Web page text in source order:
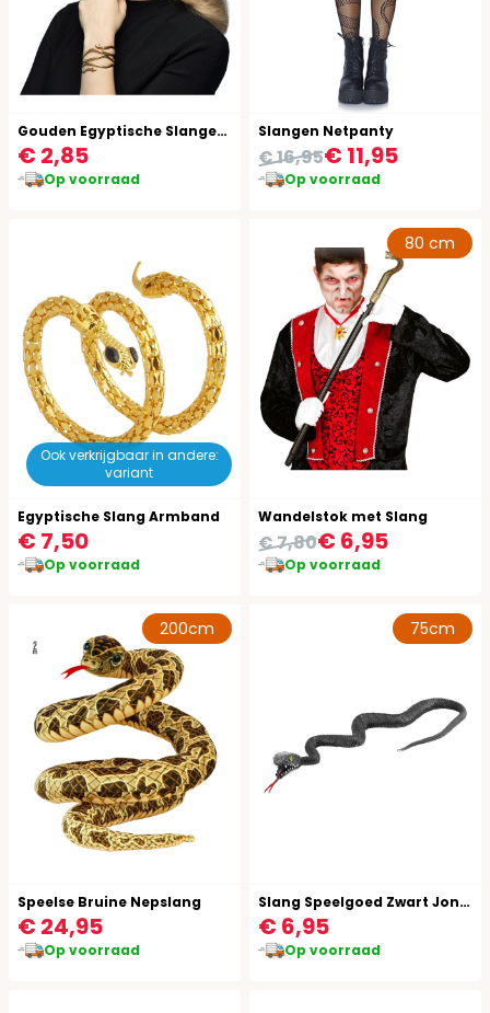
Gouden Egyptische Slangen Armband
€ 2,85
Op voorraad
Slangen Netpanty
€ 11,95
€ 16,95
Op voorraad
Ook verkrijgbaar in andere:
variant
Egyptische Slang Armband
€ 7,50
Op voorraad
80 cm
Wandelstok met Slang
€ 6,95
€ 7,80
Op voorraad
200cm
Speelse Bruine Nepslang
€ 24,95
Op voorraad
75cm
Slang Speelgoed Zwart Jongens Meisjes
€ 6,95
Op voorraad